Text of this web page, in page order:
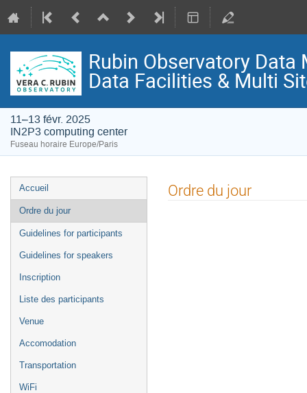
Rubin Observatory
Data Facilities & Multi
11–13 févr. 2025
IN2P3 computing center
Fuseau horaire Europe/Paris
Menu
de
l'événement
Accueil
Ordre du jour
Guidelines for participants
Guidelines for speakers
Inscription
Liste des participants
Venue
Accomodation
Transportation
WiFi
Ordre du jour